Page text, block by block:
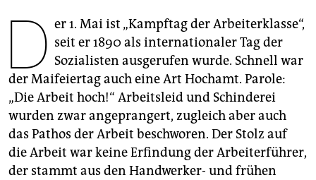
genossenschaft
epaper login
D er 1. Mai ist „Kampftag der Arbeiterklasse“,
seit er 1890 als internationaler Tag der
Sozialisten ausgerufen wurde. Schnell war
der Maifeiertag auch eine Art Hochamt. Parole:
„Die Arbeit hoch!“ Arbeitsleid und Schinderei
wurden zwar angeprangert, zugleich aber auch
das Pathos der Arbeit beschworen. Der Stolz auf
die Arbeit war keine Erfindung der Arbeiterführer,
der stammt aus den Handwerker- und frühen